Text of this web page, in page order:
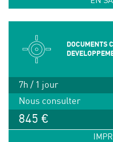
DOCUMENTS
7h / 1 jour
Nous consulter
845 €